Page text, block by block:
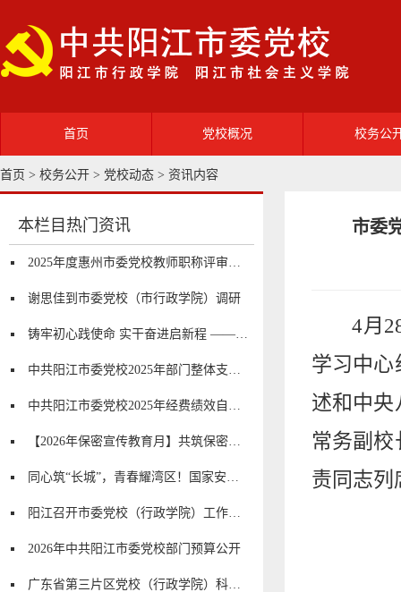
首页 党校概况
党校简介
校园风光
校务公
机构设
首页 > 校务公开 > 党校动态 > 资讯内容
市委
4月
学习中心
述和中央
常务副
责同志列
本栏目热门资讯
2025年度惠州市委党校教师职称评审及初次职称考核认定通过人员公示
谢思佳到市委党校（市行政学院）调研
铸牢初心践使命 实干奋进启新程 ——市委党校开展庆祝中国共产党成立105周年“七一”系列活动
中共阳江市委党校2025年部门整体支出绩效自评报告
中共阳江市委党校2025年经费绩效自评报告
【2026年保密宣传教育月】共筑保密防线 公民人人有责
同心筑“长城”，青春耀湾区！国家安全研学行开始啦！
阳江召开市委党校（行政学院）工作会议
2026年中共阳江市委党校部门预算公开
广东省第三片区党校（行政学院）科研工作会议在阳江市委党校召开